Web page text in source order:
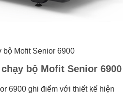
bộ Mofit Senior 6900
bộ Mofit Senior 6900
6900 ghi điểm với thiết kế hiện